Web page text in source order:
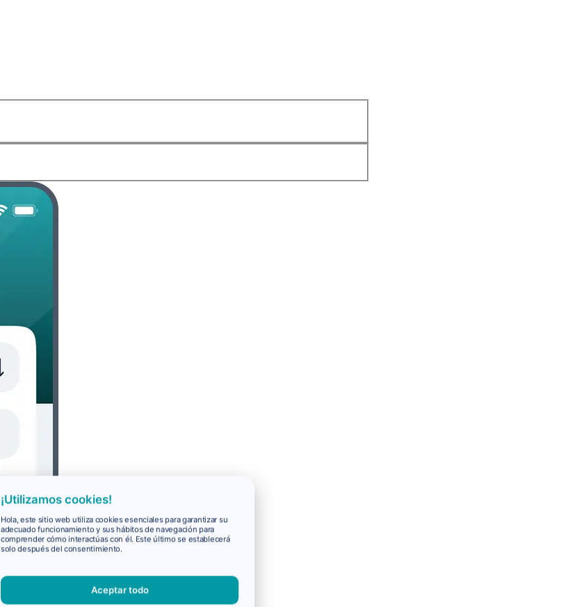
¡Utilizamos cookies!
Hola, este sitio web utiliza cookies esenciales para garantizar su
adecuado funcionamiento y sus hábitos de navegación para
comprender cómo interactúas con él. Este último se establecerá
solo después del consentimiento.
Aceptar todo